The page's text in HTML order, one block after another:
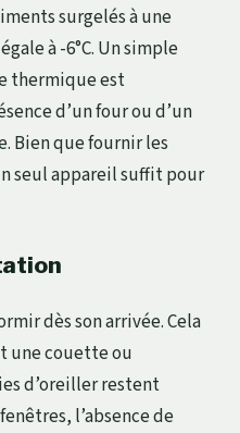
surgelés à une
à -6°C. Un simple
thermique est
d’un four ou d’un
Bien que fournir les
seul appareil suffit pour
dès son arrivée. Cela
une couette ou
d’oreiller restent
l’absence de